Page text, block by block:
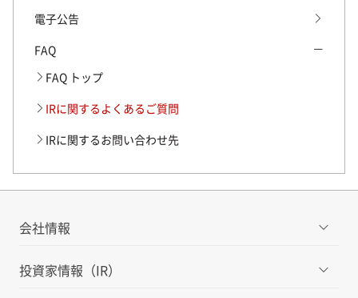
2022年3月期 決算短信・参考資料
過去の決算短信・参考資料
有価証券報告書・半期報告書
過去の有価証券報告書・
プレゼンテーション・マテリアル
口座数・預金推移
株式基本情報
株式・株主の状況
配当・株主還元
株主優待制度
株主総会・招集通知
過去の株主総会資料
電子公告
FAQ
FAQ トップ
IRに関するよくあるご質問
IRに関するお問い合わせ先
会社情報
投資家情報（IR）